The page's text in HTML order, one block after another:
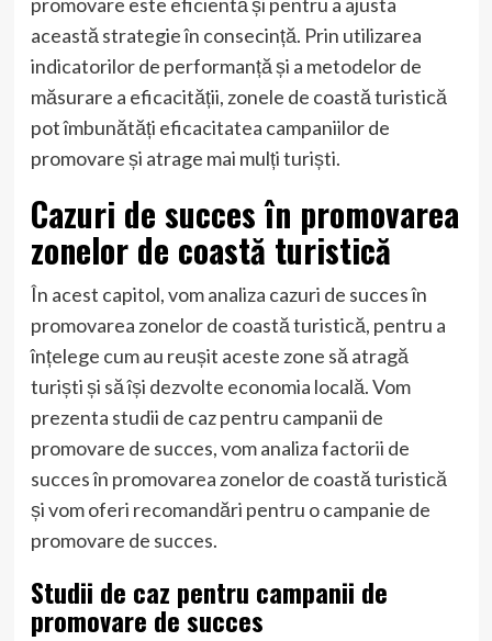
această strategie în consecință. Prin utilizarea
indicatorilor de performanță și a metodelor de
măsurare a eficacității, zonele de coastă turistică
pot îmbunătăți eficacitatea campaniilor de
promovare și atrage mai mulți turiști.
Cazuri de succes în promovarea
zonelor de coastă turistică
În acest capitol, vom analiza cazuri de succes în
promovarea zonelor de coastă turistică, pentru a
înțelege cum au reușit aceste zone să atragă
turiști și să își dezvolte economia locală. Vom
prezenta studii de caz pentru campanii de
promovare de succes, vom analiza factorii de
succes în promovarea zonelor de coastă turistică
și vom oferi recomandări pentru o campanie de
promovare de succes.
Studii de caz pentru campanii de
promovare de succes